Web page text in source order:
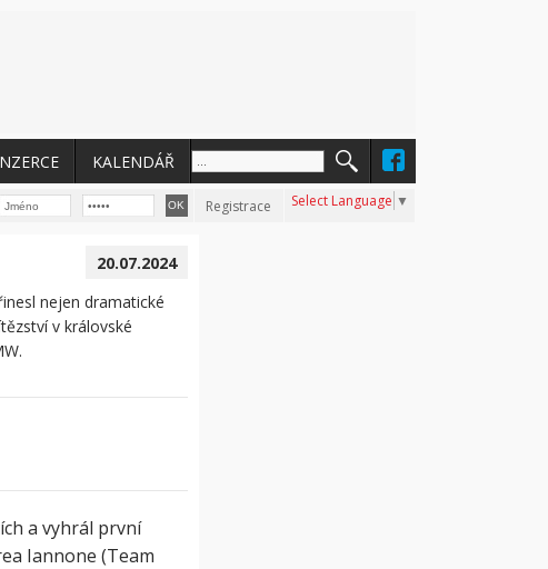
KALENDÁŘ
Registrace Select Language ▼
20.07.2024
nejen dramatické
v královské
a vyhrál první
Iannone (Team